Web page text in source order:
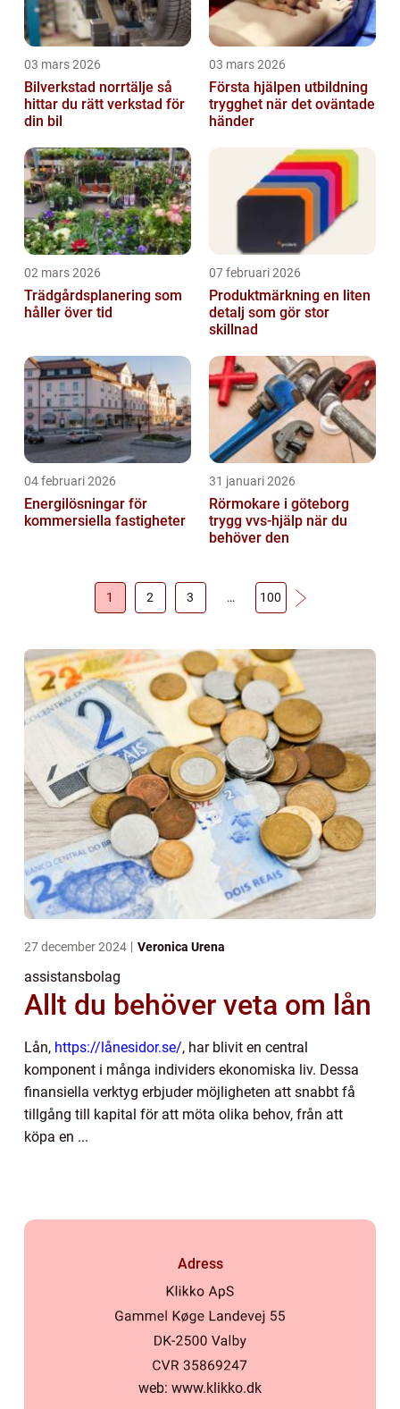
03 mars 2026
Bilverkstad norrtälje så
hittar du rätt verkstad för
din bil
03 mars 2026
Första hjälpen utbildning
trygghet när det oväntade
händer
02 mars 2026
Trädgårdsplanering som
håller över tid
07 februari 2026
Produktmärkning en liten
detalj som gör stor
skillnad
04 februari 2026
Energilösningar för
kommersiella fastigheter
31 januari 2026
Rörmokare i göteborg
trygg vvs-hjälp när du
behöver den
1 2 3 … 100
27 december 2024 Veronica Urena
assistansbolag
Allt du behöver veta om lån
Lån, https://lånesidor.se/, har blivit en central
komponent i många individers ekonomiska liv. Dessa
finansiella verktyg erbjuder möjligheten att snabbt få
tillgång till kapital för att möta olika behov, från att
köpa en ...
Adress
web: www.klikko.dk